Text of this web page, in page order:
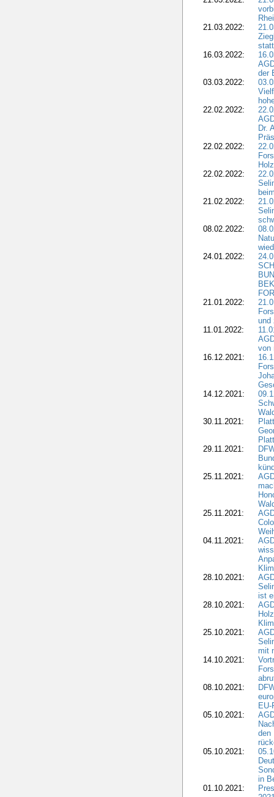
21.03.2022:
16.03.2022:
der
03.03.2022:
22.02.2022:
Dr.
22.02.2022:
22.02.2022:
21.02.2022:
08.02.2022:
24.01.2022:
21.01.2022:
und
11.01.2022:
von
16.12.2021:
14.12.2021:
30.11.2021:
29.11.2021:
25.11.2021:
25.11.2021:
04.11.2021:
28.10.2021:
ist
28.10.2021:
25.10.2021:
mit
14.10.2021:
08.10.2021:
05.10.2021:
den
05.10.2021:
in
01.10.2021: